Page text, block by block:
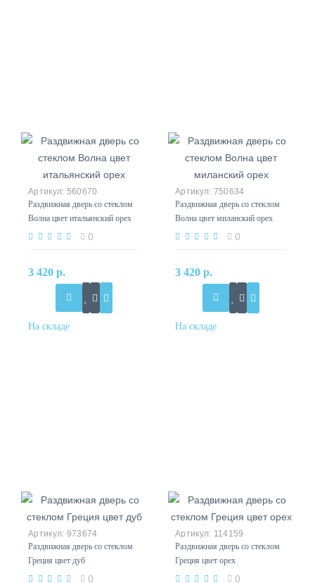
560670
Раздвижная дверь со стеклом
Волна цвет итальянский орех
0
3 420 р.
750634
Раздвижная дверь со стеклом
Волна цвет миланский орех
0
3 420 р.
973674
Раздвижная дверь со стеклом
Греция цвет дуб
0
114159
Раздвижная дверь со стеклом
Греция цвет орех
0